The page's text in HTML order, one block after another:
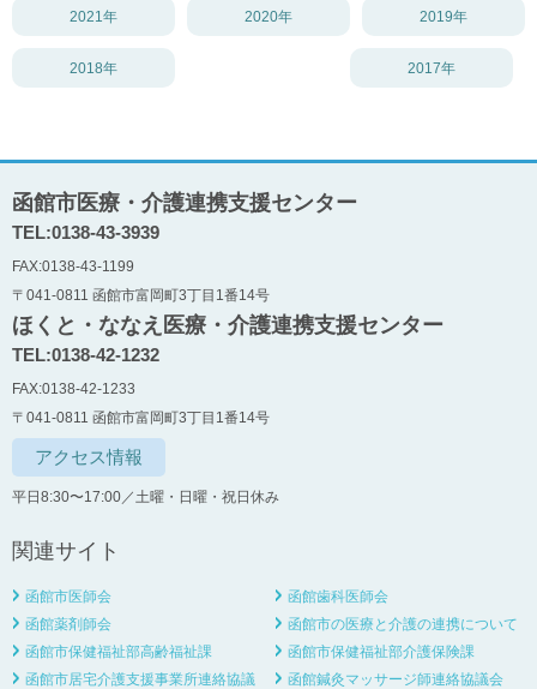
2021年 2020年 2019年
2018年 2017年
函館市医療・介護連携支援センター
TEL:0138-43-3939
FAX:0138-43-1199
〒041-0811 函館市富岡町3丁目1番14号
ほくと・ななえ医療・介護連携支援センター
TEL:0138-42-1232
FAX:0138-42-1233
〒041-0811 函館市富岡町3丁目1番14号
アクセス情報
平日8:30〜17:00／土曜・日曜・祝日休み
関連サイト
函館市医師会
函館歯科医師会
函館薬剤師会
函館市の医療と介護の連携について
函館市保健福祉部高齢福祉課
函館市保健福祉部介護保険課
函館市居宅介護支援事業所連絡協議
函館鍼灸マッサージ師連絡協議会